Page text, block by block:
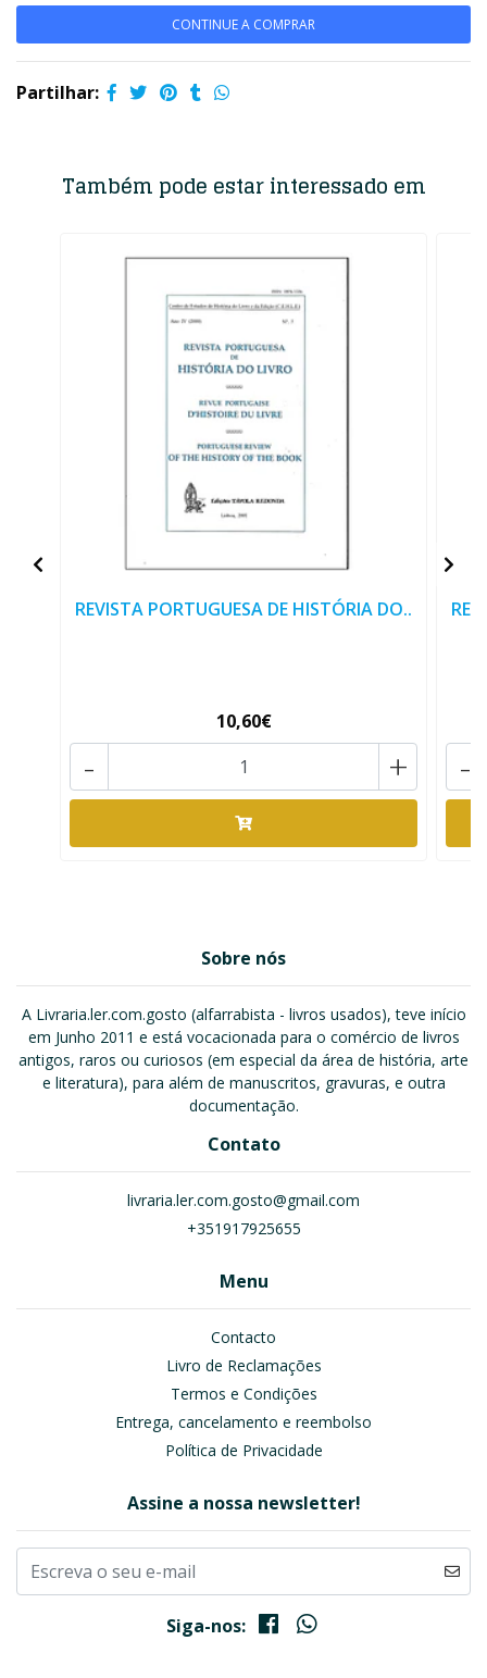
CONTINUE A COMPRAR
Partilhar:
Também pode estar interessado em
REVISTA PORTUGUESA DE HISTÓRIA DO..
10,60€
+
- -
Sobre nós
A Livraria.ler.com.gosto (alfarrabista - livros usados), teve início
em Junho 2011 e está vocacionada para o comércio de livros
antigos, raros ou curiosos (em especial da área de história, arte
e literatura), para além de manuscritos, gravuras, e outra
documentação.
Contato
livraria.ler.com.gosto@gmail.com
+351917925655
Menu
Contacto
Livro de Reclamações
Termos e Condições
Entrega, cancelamento e reembolso
Política de Privacidade
Assine a nossa newsletter!
Siga-nos: